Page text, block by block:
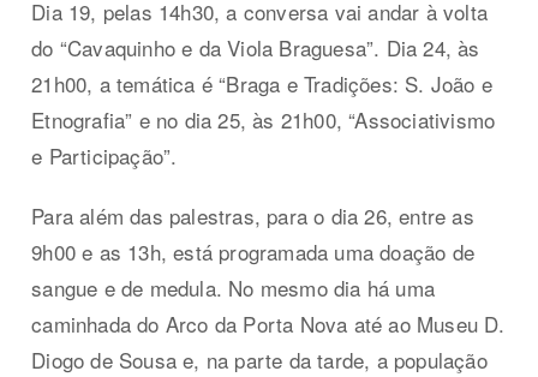
Dia 19, pelas 14h30, a conversa vai andar à volta
do “Cavaquinho e da Viola Braguesa”. Dia 24, às
21h00, a temática é “Braga e Tradições: S. João e
Etnografia” e no dia 25, às 21h00, “Associativismo
e Participação”.
Para além das palestras, para o dia 26, entre as
9h00 e as 13h, está programada uma doação de
sangue e de medula. No mesmo dia há uma
caminhada do Arco da Porta Nova até ao Museu D.
Diogo de Sousa e, na parte da tarde, a população